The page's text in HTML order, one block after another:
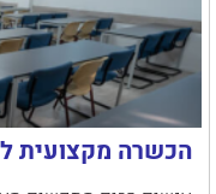
הכשרה מקצועית